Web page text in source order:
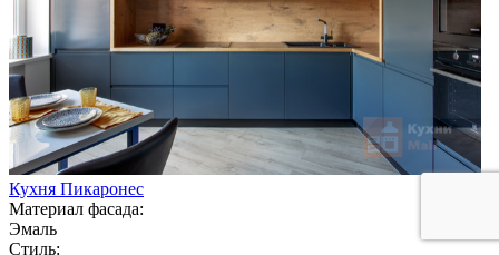
Кухня Пикаронес
Материал фасада:
Эмаль
Стиль: